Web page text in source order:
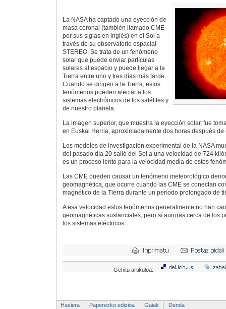
La NASA ha captado una eyección de
masa coronal (también llamado CME
por sus siglas en inglés) en el Sol a
través de su observatorio espacial
STEREO. Se trata de un fenómeno
solar que puede enviar partículas
solares al espacio y puede llegar a la
Tierra entre uno y tres días más tarde.
Cuando se dirigen a la Tierra, estos
fenómenos pueden afectar a los
sistemas electrónicos de los satélites y
de nuestro planeta.
La imagen superior, que muestra la eyección solar, fue
en Euskal Herria, aproximadamente dos horas después
Los modelos de investigación experimental de la NASA
del pasado día 20 salió del Sol a una velocidad de 724
es un proceso lento para la velocidad media de estos
Las CME pueden causar un fenómeno meteorológico
geomagnética, que ocurre cuando las CME se conectan
magnético de la Tierra durante un período prolongado de
A esa velocidad estos fenómenos generalmente no han
geomagnéticas sustanciales, pero sí auroras cerca de los
los sistemas eléctricos.
Gehitu artikuloa:
Hasiera Paperezko edizioa Gaiak
Denda